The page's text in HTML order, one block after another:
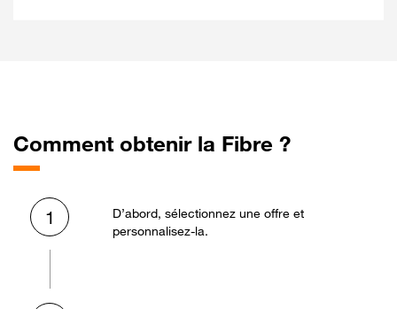
Comment obtenir la Fibre ?
1
D’abord, sélectionnez une offre et
personnalisez-la.